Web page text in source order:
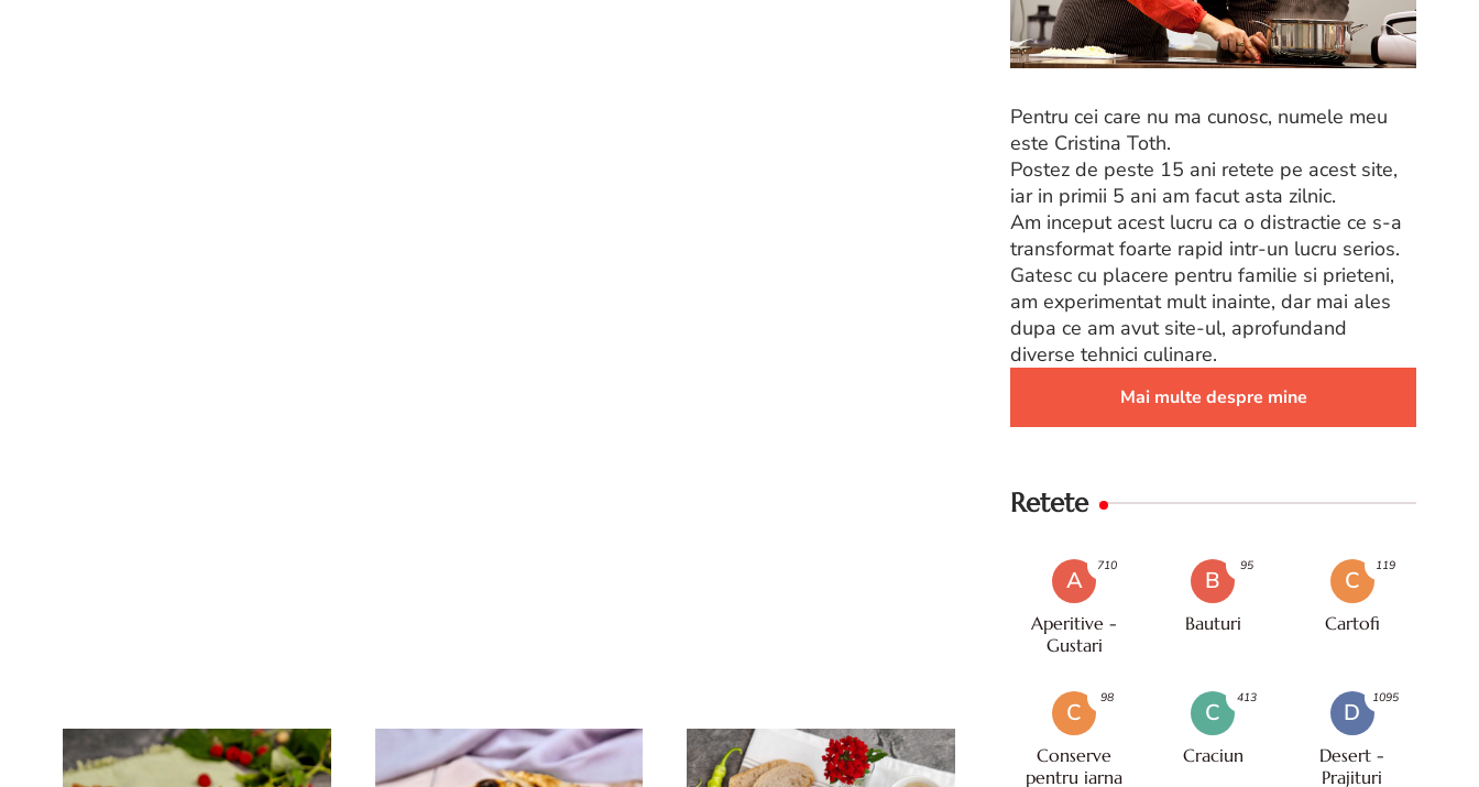
Pentru cei care nu ma cunosc, numele meu
este Cristina Toth.
Postez de peste 15 ani retete pe acest site,
iar in primii 5 ani am facut asta zilnic.
Am inceput acest lucru ca o distractie ce s-a
transformat foarte rapid intr-un lucru serios.
Gatesc cu placere pentru familie si prieteni,
am experimentat mult inainte, dar mai ales
dupa ce am avut site-ul, aprofundand
diverse tehnici culinare.
Mai multe despre mine
Retete
A
Aperitive -
Gustari
710
B
Bauturi
95
C
Cartofi
119
C
Conserve
pentru iarna
98
C
Craciun
413
D
Desert -
Prajituri
1095